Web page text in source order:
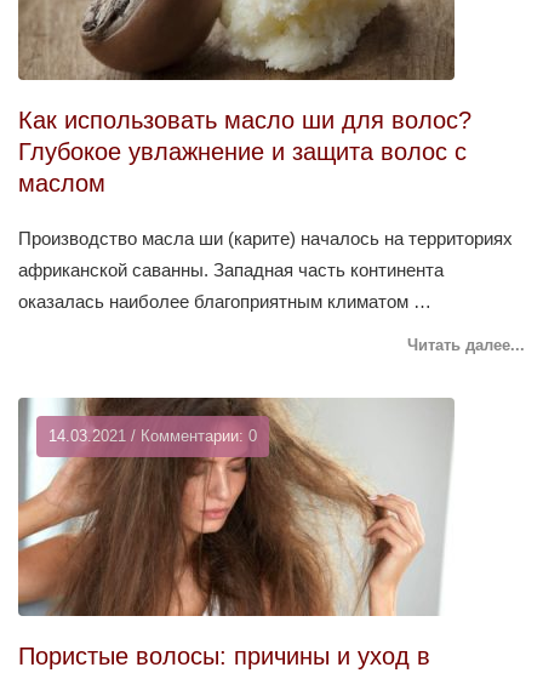
Как использовать масло ши для волос?
Глубокое увлажнение и защита волос с
маслом
Производство масла ши (карите) началось на территориях
африканской саванны. Западная часть континента
оказалась наиболее благоприятным климатом …
Читать далее...
14.03.2021 / Комментарии: 0
Пористые волосы: причины и уход в